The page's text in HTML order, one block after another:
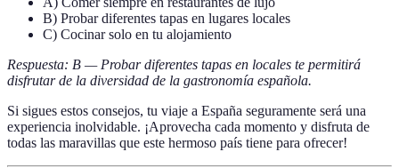
B) Probar diferentes tapas en lugares locales
C) Cocinar solo en tu alojamiento
Respuesta: B — Probar diferentes tapas en locales te permitirá
disfrutar de la diversidad de la gastronomía española.
Si sigues estos consejos, tu viaje a España seguramente será una
experiencia inolvidable. ¡Aprovecha cada momento y disfruta de
todas las maravillas que este hermoso país tiene para ofrecer!